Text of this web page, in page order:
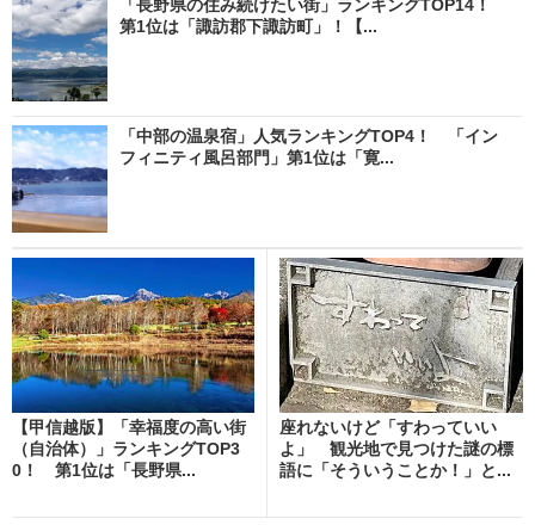
「長野県の住み続けたい街」ランキングTOP14！
第1位は「諏訪郡下諏訪町」！【...
「中部の温泉宿」人気ランキングTOP4！ 「イン
フィニティ風呂部門」第1位は「寛...
【甲信越版】「幸福度の高い街
（自治体）」ランキングTOP3
0！ 第1位は「長野県...
座れないけど「すわっていい
よ」 観光地で見つけた謎の標
語に「そういうことか！」と...